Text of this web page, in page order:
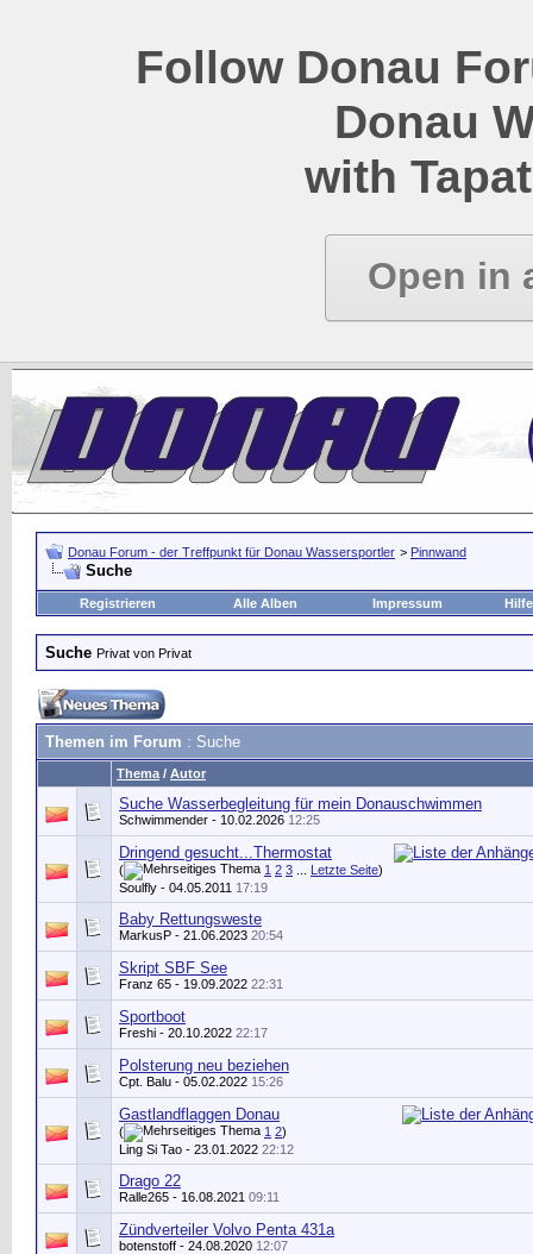
Follow Donau
Donau
with
Open in
Donau Forum - der Treffpunkt für Donau Wassersportler > Pinnwand
Suche
Registrieren Alle Alben Impressum Hilfe
Suche Privat von Privat
Themen im Forum : Suche
Thema / Autor
Suche Wasserbegleitung für mein Donauschwimmen
Schwimmender - 10.02.2026 12:25
Dringend gesucht...Thermostat
( 1 2 3 Letzte Seite)
Soulfly - 04.05.2011 17:19
Baby Rettungsweste
MarkusP - 21.06.2023 20:54
Skript SBF See
Franz 65 - 19.09.2022 22:31
Sportboot
Freshi - 20.10.2022 22:17
Polsterung neu beziehen
Cpt. Balu - 05.02.2022 15:26
Gastlandflaggen Donau
( 1 2)
Ling Si Tao - 23.01.2022 22:12
Drago 22
Ralle265 - 16.08.2021 09:11
Zündverteiler Volvo Penta 431a
botenstoff - 24.08.2020 12:07